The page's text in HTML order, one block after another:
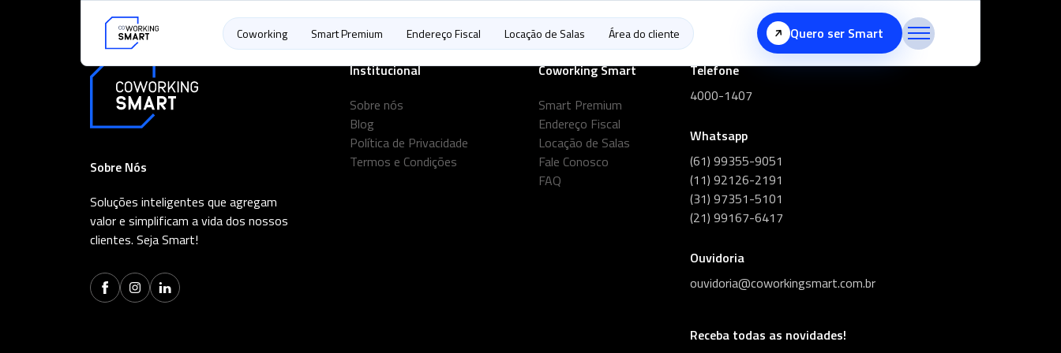
Coworking Smart Premium Endereço Fiscal Locação de Salas Área do cliente Quero ser Smart
Sobre Nós
Soluções inteligentes que agregam
valor e simplificam a vida dos nossos
clientes. Seja Smart!
Institucional
Sobre nós
Blog
Política de Privacidade
Termos e Condições
Coworking Smart
Smart Premium
Endereço Fiscal
Locação de Salas
Fale Conosco
FAQ
Telefone
4000-1407
Whatsapp
(61) 99355-9051
(11) 92126-2191
(31) 97351-5101
(21) 99167-6417
Ouvidoria
ouvidoria@coworkingsmart.com.br
Receba todas as novidades!